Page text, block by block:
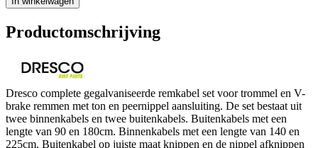
Productomschrijving
Dresco complete gegalvaniseerde remkabel set voor trommel en V-
brake remmen met ton en peernippel aansluiting. De set bestaat uit
twee binnenkabels en twee buitenkabels. Buitenkabels met een
lengte van 90 en 180cm. Binnenkabels met een lengte van 140 en
225cm. Buitenkabel op juiste maat knippen en de nippel afknippen